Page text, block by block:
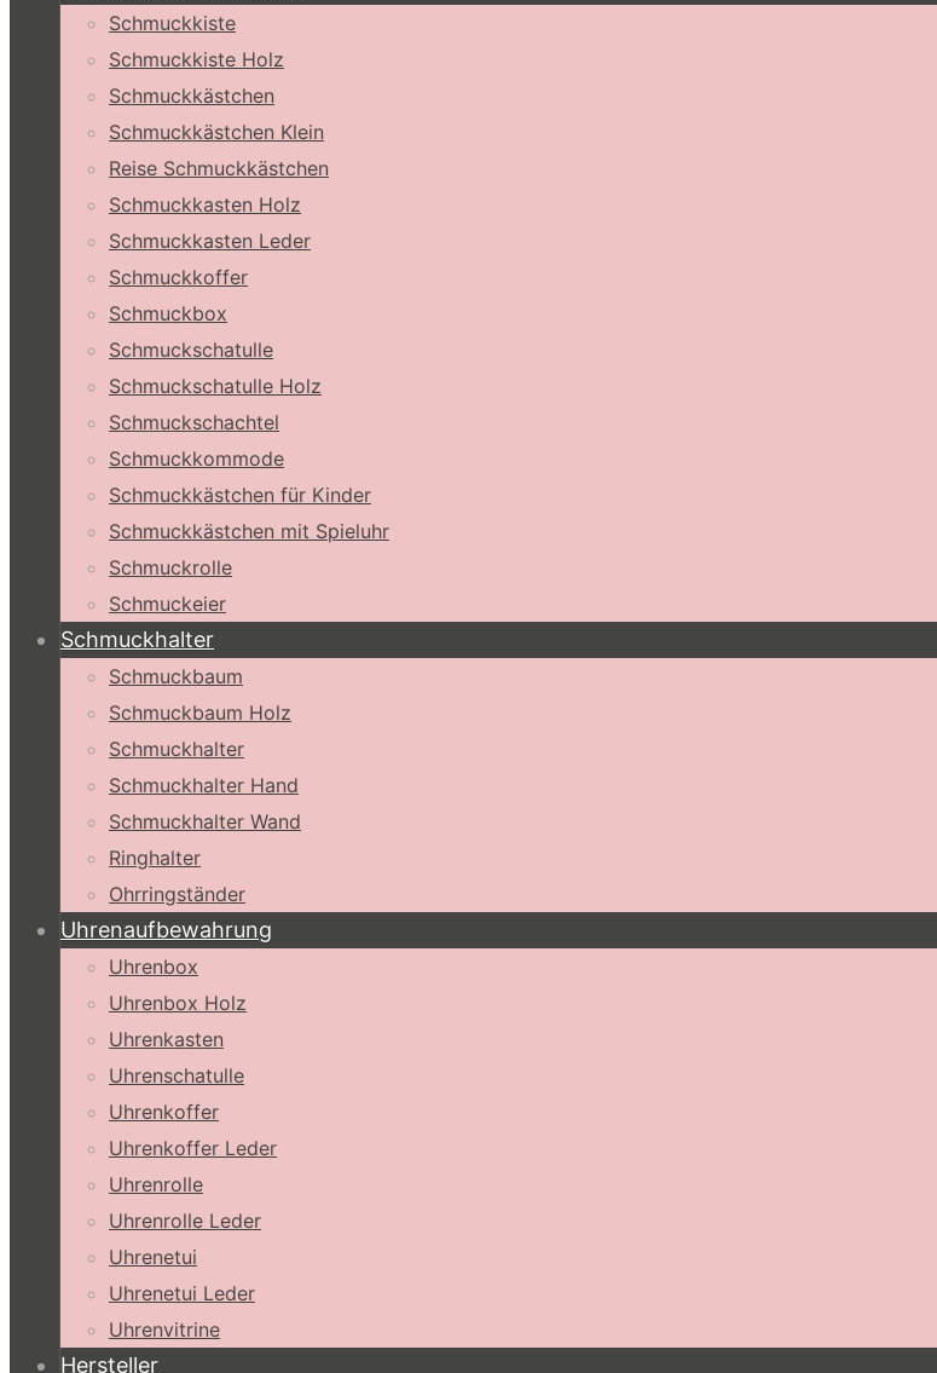
Schmuckkiste
Schmuckkiste Holz
Schmuckkästchen
Schmuckkästchen Klein
Reise Schmuckkästchen
Schmuckkasten Holz
Schmuckkasten Leder
Schmuckkoffer
Schmuckbox
Schmuckschatulle
Schmuckschatulle Holz
Schmuckschachtel
Schmuckkommode
Schmuckkästchen für Kinder
Schmuckkästchen mit Spieluhr
Schmuckrolle
Schmuckeier
Schmuckhalter
Schmuckbaum
Schmuckbaum Holz
Schmuckhalter
Schmuckhalter Hand
Schmuckhalter Wand
Ringhalter
Ohrringständer
Uhrenaufbewahrung
Uhrenbox
Uhrenbox Holz
Uhrenkasten
Uhrenschatulle
Uhrenkoffer
Uhrenkoffer Leder
Uhrenrolle
Uhrenrolle Leder
Uhrenetui
Uhrenetui Leder
Uhrenvitrine
Hersteller